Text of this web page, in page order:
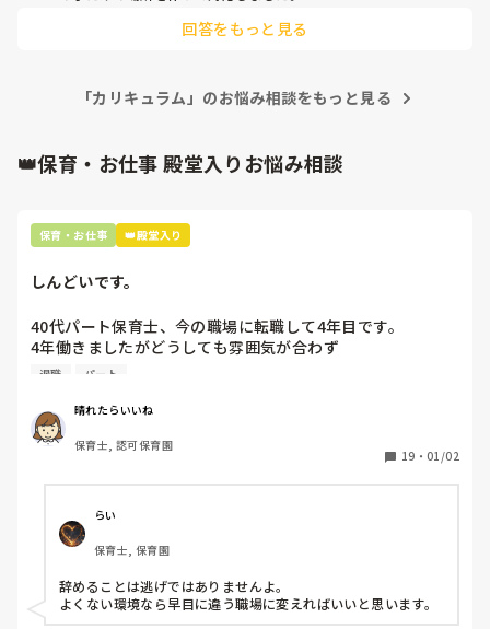
回答をもっと見る
「カリキュラム」のお悩み相談をもっと見る
👑保育・お仕事 殿堂入りお悩み相談
保育・お仕事 👑殿堂入り
しんどいです。
40代パート保育士、今の職場に転職して4年目です。
4年働きましたがどうしても雰囲気が合わず
退職しようと思っています。
周りの職員は、勤続10年以上から何十年という先生がほとん
どです。
保護者子どもの愚痴悪口が多く、
今で言う不適切保育も
仕方ないよね
もう何も言わずに
子どもの言いなりになればいいんだね
などいう意見で…
上の先生に相談することは難しそうです。
退職 パート
晴れたらいいね
保育士, 認可保育園
19 ・ 01/02
らい
保育士, 保育園
辞めることは逃げではありませんよ。
よくない環境なら早目に違う職場に変えればいいと思います。